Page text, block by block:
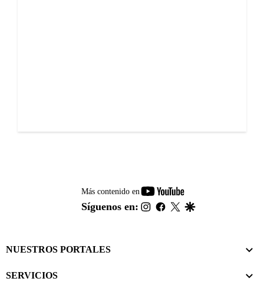
Más contenido en
youtube-
footer
Síguenos en: instagram
facebook
twitter
NUESTROS PORTALES
SERVICIOS